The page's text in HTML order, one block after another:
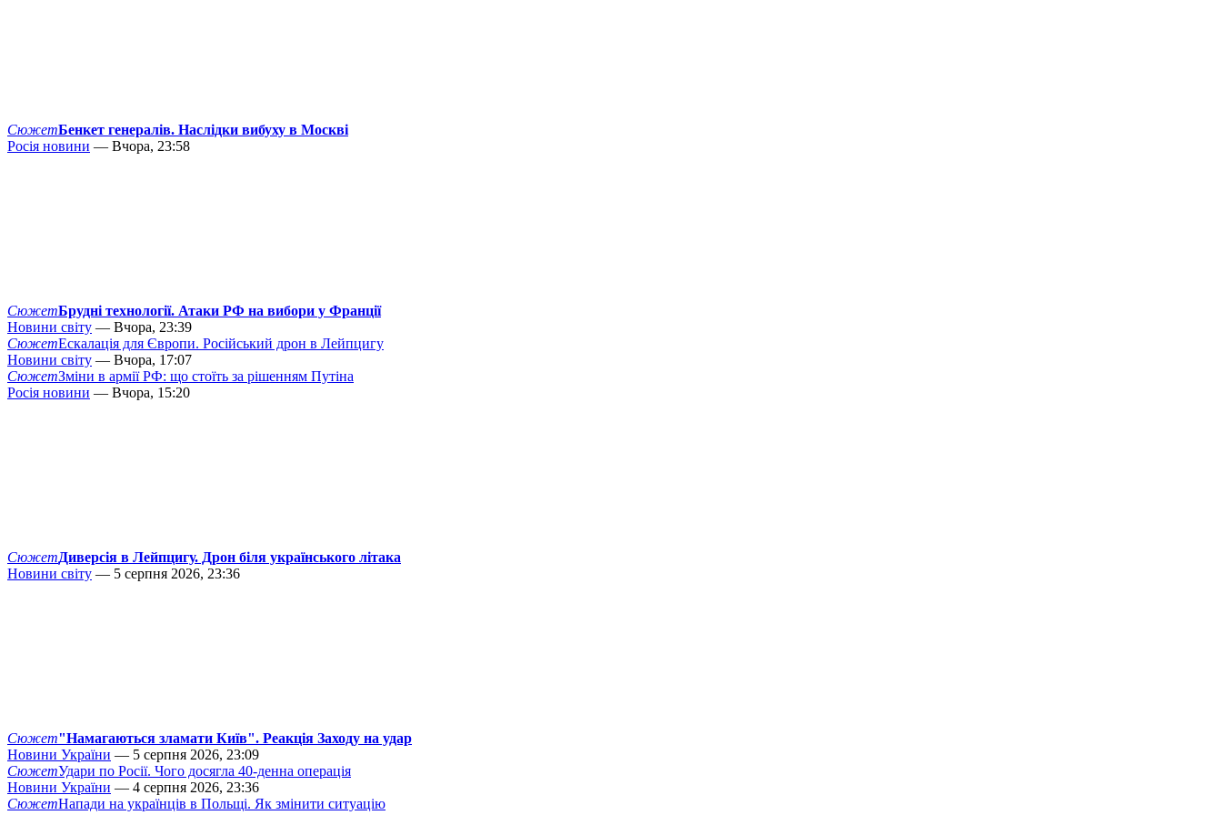
СюжетБенкет генералів. Наслідки вибуху в Москві
Росія новини — Вчора, 23:58
СюжетБрудні технології. Атаки РФ на вибори у Франції
Новини світу — Вчора, 23:39
СюжетЕскалація для Європи. Російський дрон в Лейпцигу
Новини світу — Вчора, 17:07
СюжетЗміни в армії РФ: що стоїть за рішенням Путіна
Росія новини — Вчора, 15:20
СюжетДиверсія в Лейпцигу. Дрон біля українського літака
Новини світу — 5 серпня 2026, 23:36
Сюжет"Намагаються зламати Київ". Реакція Заходу на удар
Новини України — 5 серпня 2026, 23:09
СюжетУдари по Росії. Чого досягла 40-денна операція
Новини України — 4 серпня 2026, 23:36
СюжетНапади на українців в Польщі. Як змінити ситуацію